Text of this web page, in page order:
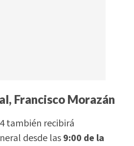
Francisco Morazán
también recibirá
desde las9:00 de la